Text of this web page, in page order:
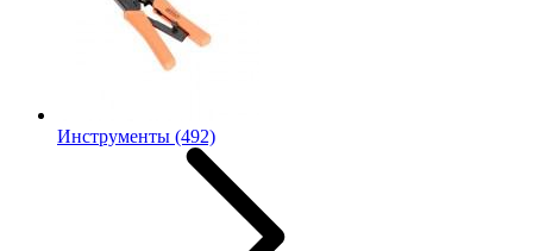
Инструменты (492)